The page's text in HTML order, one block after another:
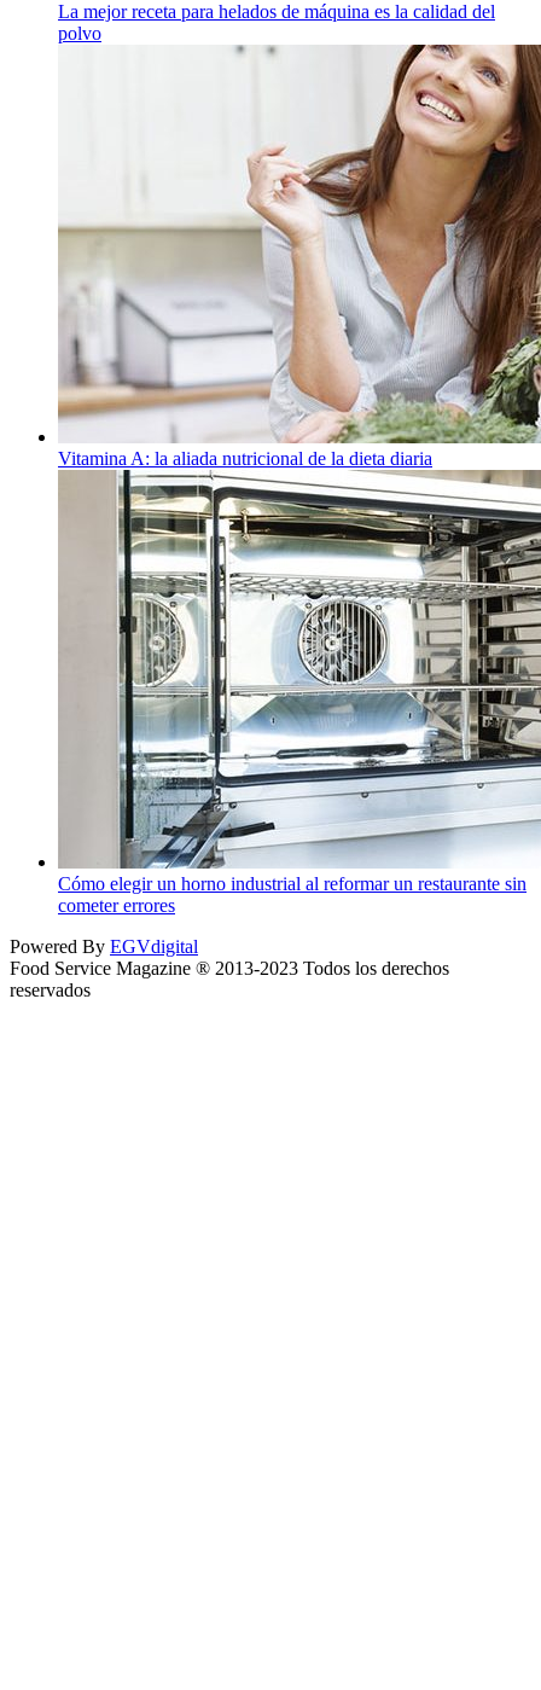
La mejor receta para helados de máquina es la calidad del
polvo
Vitamina A: la aliada nutricional de la dieta diaria
Cómo elegir un horno industrial al reformar un restaurante sin
cometer errores
Powered By EGVdigital
Food Service Magazine ® 2013-2023 Todos los derechos
reservados